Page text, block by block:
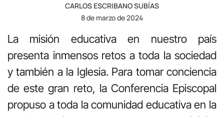
CARLOS ESCRIBANO SUBÍAS
8 de marzo de 2024
La misión educativa en nuestro país
presenta inmensos retos a toda la sociedad
y también a la Iglesia. Para tomar conciencia
de este gran reto, la Conferencia Episcopal
propuso a toda la comunidad educativa en la